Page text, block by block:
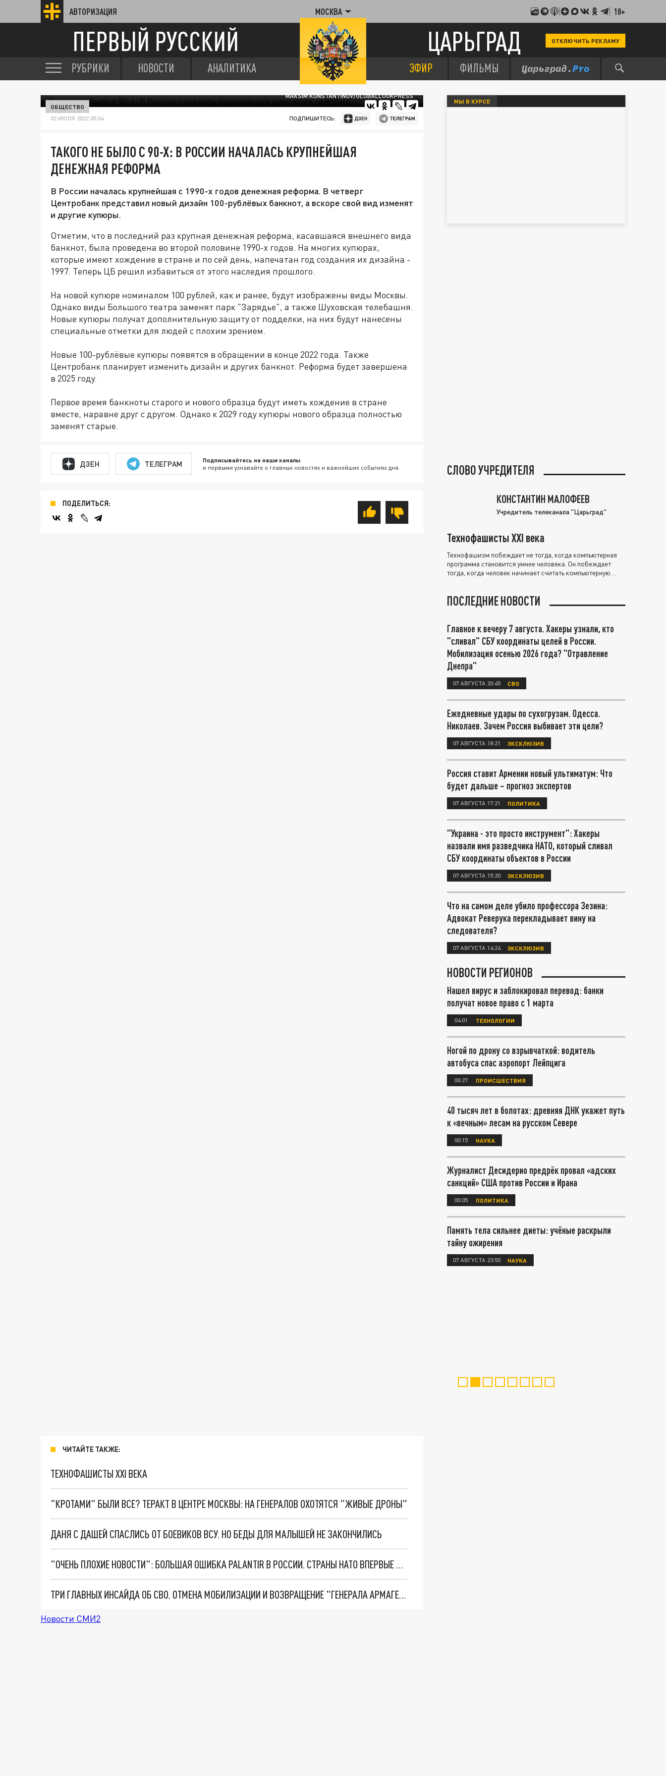
АВТОРИЗАЦИЯ МОСКВА 18+
ПЕРВЫЙ РУССКИЙ ЦАРЬГРАД ОТКЛЮЧИТЬ РЕКЛАМУ
РУБРИКИ НОВОСТИ АНАЛИТИКА ЭФИР ФИЛЬМЫ
MAKSIM KONSTANTINOV/GLOBALLOOKPRESS
ОБЩЕСТВО
02 ИЮЛЯ 2022 05:04 ПОДПИШИТЕСЬ:
ТАКОГО НЕ БЫЛО С 90-Х: В РОССИИ НАЧАЛАСЬ КРУПНЕЙШАЯ
ДЕНЕЖНАЯ РЕФОРМА
В России началась крупнейшая с 1990-х годов денежная реформа. В четверг
Центробанк представил новый дизайн 100-рублёвых банкнот, а вскоре свой вид изменят
и другие купюры.
Отметим, что в последний раз крупная денежная реформа, касавшаяся внешнего вида
банкнот, была проведена во второй половине 1990-х годов. На многих купюрах,
которые имеют хождение в стране и по сей день, напечатан год создания их дизайна -
1997. Теперь ЦБ решил избавиться от этого наследия прошлого.
На новой купюре номиналом 100 рублей, как и ранее, будут изображены виды Москвы.
Однако виды Большого театра заменят парк "Зарядье", а также Шуховская телебашня.
Новые купюры получат дополнительную защиту от подделки, на них будут нанесены
специальные отметки для людей с плохим зрением.
Новые 100-рублёвые купюры появятся в обращении в конце 2022 года. Также
Центробанк планирует изменить дизайн и других банкнот. Реформа будет завершена
в 2025 году.
Первое время банкноты старого и нового образца будут иметь хождение в стране
вместе, наравне друг с другом. Однако к 2029 году купюры нового образца полностью
заменят старые.
ДЗЕН ТЕЛЕГРАМ Подписывайтесь на наши каналы
и первыми узнавайте о главных новостях и важнейших событиях дня.
ПОДЕЛИТЬСЯ:
ЧИТАЙТЕ ТАКЖЕ:
ТЕХНОФАШИСТЫ XXI ВЕКА
"КРОТАМИ" БЫЛИ ВСЕ? ТЕРАКТ В ЦЕНТРЕ МОСКВЫ: НА ГЕНЕРАЛОВ ОХОТЯТСЯ "ЖИВЫЕ ДРОНЫ"
ДАНЯ С ДАШЕЙ СПАСЛИСЬ ОТ БОЕВИКОВ ВСУ. НО БЕДЫ ДЛЯ МАЛЫШЕЙ НЕ ЗАКОНЧИЛИСЬ
"ОЧЕНЬ ПЛОХИЕ НОВОСТИ": БОЛЬШАЯ ОШИБКА PALANTIR В РОССИИ. СТРАНЫ НАТО ВПЕРВЫЕ ЗА СВО ОСТАНОВИЛИ ПОСТАВКИ ОРУЖИЯ. ВСУ ТЕРЯЮТ ПРИГРАНИЧЬЕ?
ТРИ ГЛАВНЫХ ИНСАЙДА ОБ СВО. ОТМЕНА МОБИЛИЗАЦИИ И ВОЗВРАЩЕНИЕ "ГЕНЕРАЛА АРМАГЕДДОНА"? ОТЛИЧНЫЕ НОВОСТИ, КОТОРЫЕ ЖДАЛИ ВСЕ
Новости СМИ2
МЫ В КУРСЕ
СЛОВО УЧРЕДИТЕЛЯ
КОНСТАНТИН МАЛОФЕЕВ
Учредитель телеканала "Царьград"
Технофашисты XXI века
Технофашизм побеждает не тогда, когда компьютерная
программа становится умнее человека. Он побеждает
тогда, когда человек начинает считать компьютерную
ПОСЛЕДНИЕ НОВОСТИ
Главное к вечеру 7 августа. Хакеры узнали, кто
"сливал" СБУ координаты целей в России.
Мобилизация осенью 2026 года? "Отравление
Днепра"
07 АВГУСТА 20:45 СВО
Ежедневные удары по сухогрузам. Одесса.
Николаев. Зачем Россия выбивает эти цели?
07 АВГУСТА 18:21 ЭКСКЛЮЗИВ
Россия ставит Армении новый ультиматум: Что
будет дальше – прогноз экспертов
07 АВГУСТА 17:21 ПОЛИТИКА
"Украина - это просто инструмент": Хакеры
назвали имя разведчика НАТО, который сливал
СБУ координаты объектов в России
07 АВГУСТА 15:20 ЭКСКЛЮЗИВ
Что на самом деле убило профессора Зезина:
Адвокат Реверука перекладывает вину на
следователя?
07 АВГУСТА 14:24 ЭКСКЛЮЗИВ
НОВОСТИ РЕГИОНОВ
Нашел вирус и заблокировал перевод: банки
получат новое право с 1 марта
04:01 ТЕХНОЛОГИИ
Ногой по дрону со взрывчаткой: водитель
автобуса спас аэропорт Лейпцига
00:27 ПРОИСШЕСТВИЯ
40 тысяч лет в болотах: древняя ДНК укажет путь
к «вечным» лесам на русском Севере
00:15 НАУКА
Журналист Десидерио предрёк провал «адских
санкций» США против России и Ирана
00:05 ПОЛИТИКА
Память тела сильнее диеты: учёные раскрыли
тайну ожирения
07 АВГУСТА 23:50 НАУКА